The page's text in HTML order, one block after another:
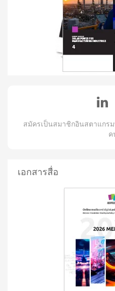
สมัครเป็นสมาชิกอินสตาแกร
ค
เอกสารสื่อ